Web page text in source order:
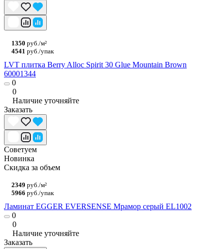
1350 руб./м²
4541 руб./упак
LVT плитка Berry Alloc Spirit 30 Glue Mountain Brown
60001344
0
0
Наличие уточняйте
Заказать
Советуем
Новинка
Скидка за объем
2349 руб./м²
5966 руб./упак
Ламинат EGGER EVERSENSE Мрамор серый EL1002
0
0
Наличие уточняйте
Заказать